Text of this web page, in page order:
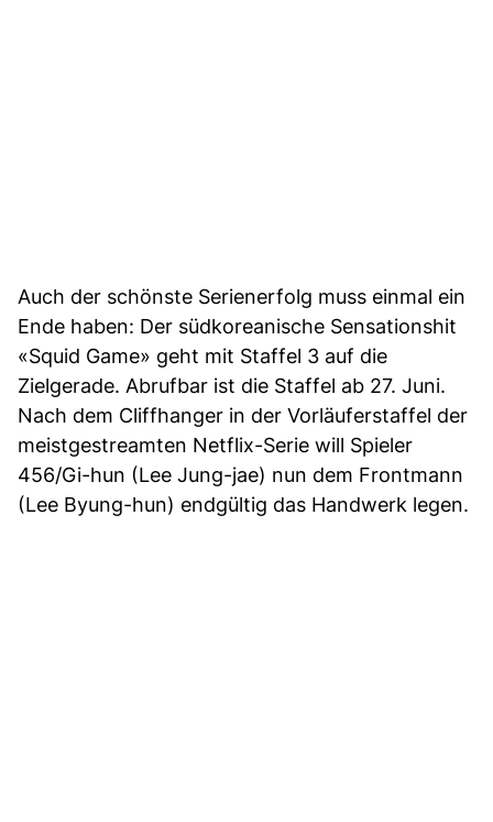
Auch der schönste Serienerfolg muss einmal ein
Ende haben: Der südkoreanische Sensationshit
«Squid Game» geht mit Staffel 3 auf die
Zielgerade. Abrufbar ist die Staffel ab 27. Juni.
Nach dem Cliffhanger in der Vorläuferstaffel der
meistgestreamten Netflix-Serie will Spieler
456/Gi-hun (Lee Jung-jae) nun dem Frontmann
(Lee Byung-hun) endgültig das Handwerk legen.